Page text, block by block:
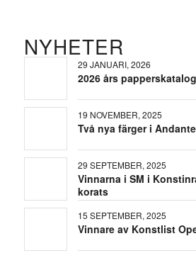
NYHETER
29 JANUARI, 2026
2026 års
19 NOVEMBER, 2025
Två nya färger i Andante
29 SEPTEMBER, 2025
Vinnarna i SM i
korats
15 SEPTEMBER, 2025
Vinnare av Konstlist